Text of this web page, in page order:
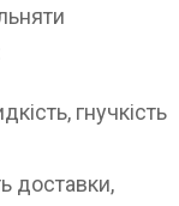
гнучкість
доставки,